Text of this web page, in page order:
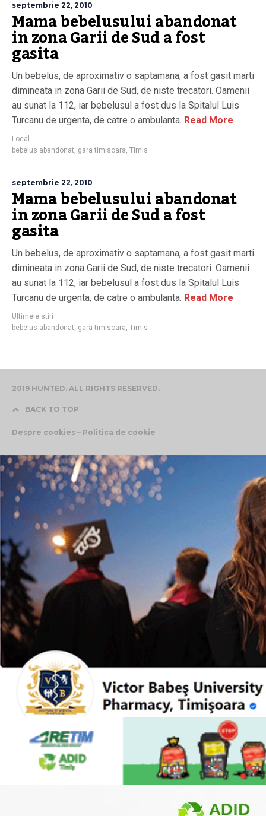
septembrie 22, 2010
Mama bebelusului abandonat
in zona Garii de Sud a fost
gasita
Un bebelus, de aproximativ o saptamana, a fost gasit marti
dimineata in zona Garii de Sud, de niste trecatori. Oamenii
au sunat la 112, iar bebelusul a fost dus la Spitalul Luis
Turcanu de urgenta, de catre o ambulanta. Read More
Local
bebelus abandonat, gara timisoara, Timis
septembrie 22, 2010
Mama bebelusului abandonat
in zona Garii de Sud a fost
gasita
Un bebelus, de aproximativ o saptamana, a fost gasit marti
dimineata in zona Garii de Sud, de niste trecatori. Oamenii
au sunat la 112, iar bebelusul a fost dus la Spitalul Luis
Turcanu de urgenta, de catre o ambulanta. Read More
Ultimele stiri
bebelus abandonat, gara timisoara, Timis
2019 HUNTED. ALL RIGHTS RESERVED.
BACK TO TOP
Despre cookies – Politica de cookie